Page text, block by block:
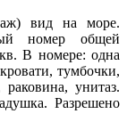
вид на море.
номер общей
В номере: одна
тумбочки,
унитаз.
Разрешено